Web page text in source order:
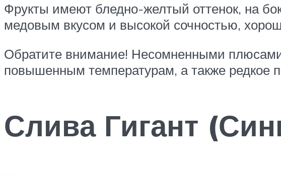
Фрукты имеют бледно-желтый оттенок, на
медовым вкусом и высокой сочностью,
Обратите внимание! Несомненными плюсами
повышенным температурам, а также редкое
Слива Гигант